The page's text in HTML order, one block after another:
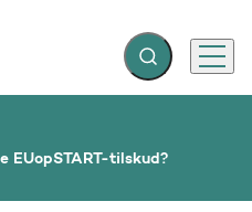
Fold søgefelt ud
Menu
EUopSTART-tilskud?